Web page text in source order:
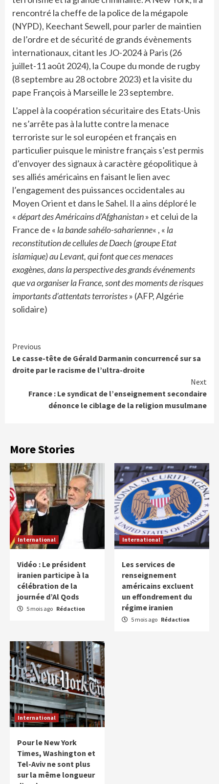
rencontré la cheffe de la police de la mégapole
(NYPD), Keechant Sewell, pour parler de maintien
de l’ordre et de sécurité de grands évènements
internationaux, citant les JO-2024 à Paris (26
juillet-11 août 2024), la Coupe du monde de rugby
(8 septembre au 28 octobre 2023) et la visite du
pape François à Marseille le 23 septembre.
L’appel à la coopération sécuritaire des Etats-Unis
ne s’arrête pas à la lutte contre la menace
terroriste sur le sol européen et français en
particulier puisque le ministre français s’est permis
d’envoyer des signaux à caractère géopolitique à
ses alliés américains en faisant le lien avec
l’engagement des puissances occidentales au
Moyen Orient et dans le Sahel. Il a ains déploré le
«départ des Américains d’Afghanistan» et celui de la
France de « la bande sahélo-saharienne« , « la
reconstitution de cellules de Daech (groupe Etat
islamique) au Levant, qui font que ces menaces
exogènes, dans la perspective des grands événements
que va organiser la France, sont des moments de risques
importants d’attentats terroristes» (AFP, Algérie
solidaire)
Continue
Reading
Previous
Le casse-tête de Gérald Darmanin concurrencé sur sa
droite par le racisme de l’ultra-droite
Next
France : Le syndicat de l’enseignement secondaire
dénonce le ciblage de la religion musulmane
More Stories
International
Vidéo : Le président
iranien participe à la
célébration de la
journée d’Al Qods
5 mois ago Rédaction
International
Les services de
renseignement
américains excluent
un effondrement du
régime iranien
5 mois ago Rédaction
International
Pour le New York
Times, Washington et
Tel-Aviv ne sont plus
sur la même longueur